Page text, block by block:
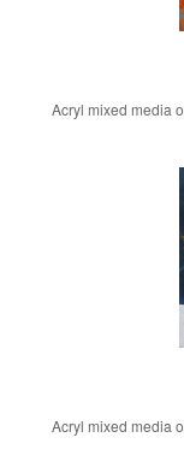
Acryl mixed media
Acryl mixed media